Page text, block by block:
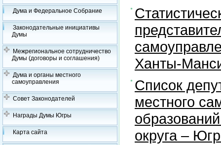
Дума и Федеральное Собрание
Законодательные инициативы
Думы
Межрегиональное сотрудничество
Думы (договоры и соглашения)
Дума и органы местного
самоуправления
Совет Законодателей
Награды Думы Югры
Карта сайта
Ханты-
Список
местного
округа –